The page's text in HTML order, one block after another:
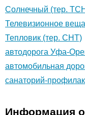
Солнечный (тер.
Телевизионное
Тепловик (тер. СНТ)
автодорога Уфа-
автомобильная
санаторий-
Информация